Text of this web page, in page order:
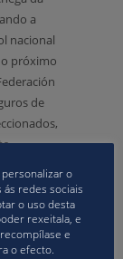
a
nacional
próximo
de
amplia
J.Á
o
redes sociais
o uso desta
rexeitala, e
e
o efecto.